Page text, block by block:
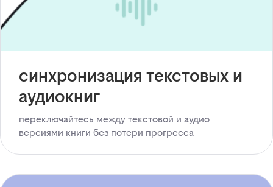
синхронизация текстовых и
аудиокниг
переключайтесь между текстовой и аудио
версиями книги без потери прогресса